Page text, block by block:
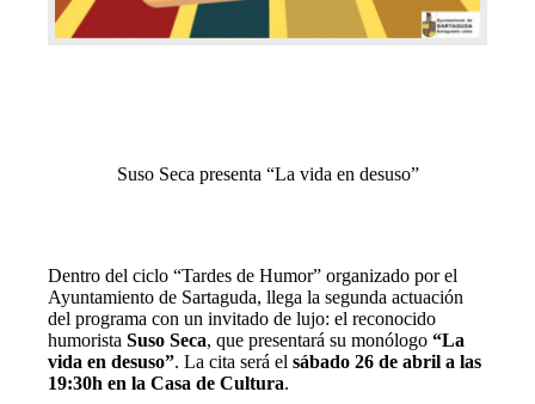
Suso Seca presenta “La vida en desuso”
Dentro del ciclo “Tardes de Humor” organizado por el
Ayuntamiento de Sartaguda, llega la segunda actuación
del programa con un invitado de lujo: el reconocido
humorista Suso Seca, que presentará su monólogo “La
vida en desuso”. La cita será el sábado 26 de abril a las
19:30h en la Casa de Cultura.